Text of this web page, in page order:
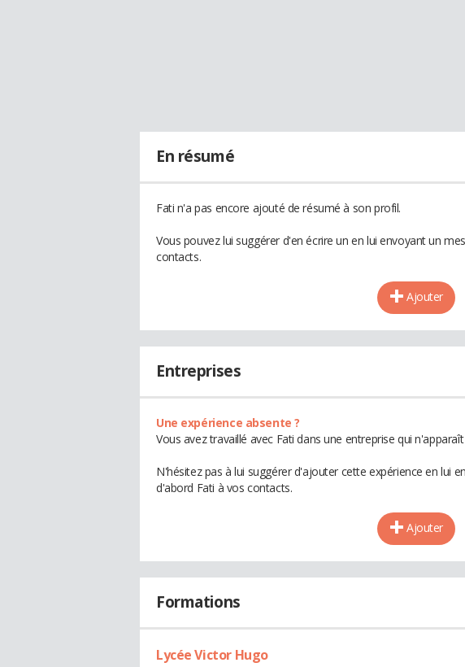
En résumé
Fati n'a pas encore ajouté de résumé à son profil.
Vous pouvez lui suggérer d'en écrire un en lui envoyant un
contacts.
Ajouter
Entreprises
Une expérience absente ?
Vous avez travaillé avec Fati dans une entreprise qui
N'hésitez pas à lui suggérer d'ajouter cette expérience en lui
d'abord Fati à vos contacts.
Ajouter
Formations
Lycée Victor Hugo